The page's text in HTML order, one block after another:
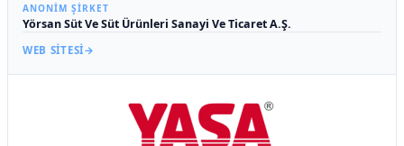
ANONIM ŞIRKET
Yörsan Süt Ve Süt Ürünleri Sanayi Ve Ticaret A.Ş.
WEB SITESI→